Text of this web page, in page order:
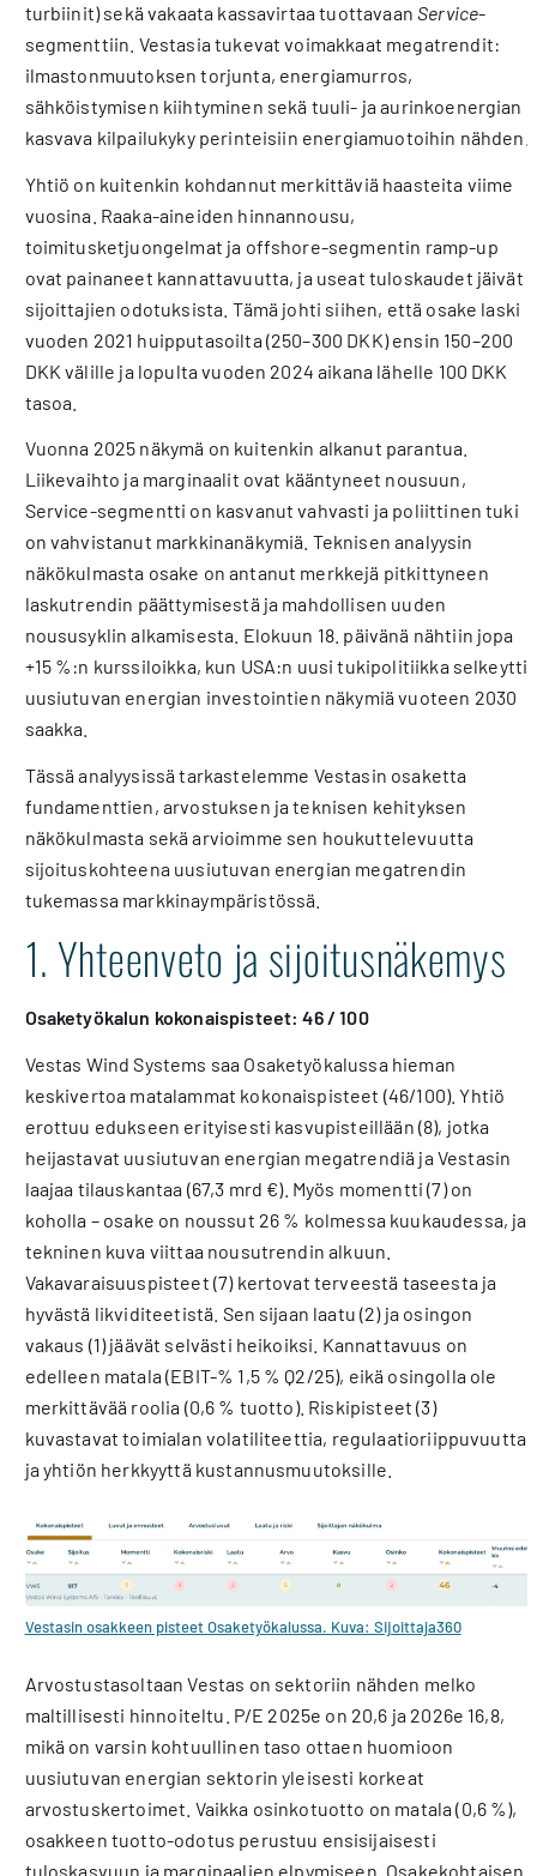
turbiinit) sekä vakaata kassavirtaa tuottavaanService-
segmenttiin. Vestasia tukevat voimakkaat megatrendit:
ilmastonmuutoksen torjunta, energiamurros,
sähköistymisen kiihtyminen sekä tuuli- ja aurinkoenergian
kasvava kilpailukyky perinteisiin energiamuotoihin nähden.
Yhtiö on kuitenkin kohdannut merkittäviä haasteita viime
vuosina. Raaka-aineiden hinnannousu,
toimitusketjuongelmat ja offshore-segmentin ramp-up
ovat painaneet kannattavuutta, ja useat tuloskaudet jäivät
sijoittajien odotuksista. Tämä johti siihen, että osake laski
vuoden 2021 huipputasoilta (250–300 DKK) ensin 150–200
DKK välille ja lopulta vuoden 2024 aikana lähelle 100 DKK
tasoa.
Vuonna 2025 näkymä on kuitenkin alkanut parantua.
Liikevaihto ja marginaalit ovat kääntyneet nousuun,
Service-segmentti on kasvanut vahvasti ja poliittinen tuki
on vahvistanut markkinanäkymiä. Teknisen analyysin
näkökulmasta osake on antanut merkkejä pitkittyneen
laskutrendin päättymisestä ja mahdollisen uuden
noususyklin alkamisesta. Elokuun 18. päivänä nähtiin jopa
+15 %:n kurssiloikka, kun USA:n uusi tukipolitiikka selkeytti
uusiutuvan energian investointien näkymiä vuoteen 2030
saakka.
Tässä analyysissä tarkastelemme Vestasin osaketta
fundamenttien, arvostuksen ja teknisen kehityksen
näkökulmasta sekä arvioimme sen houkuttelevuutta
sijoituskohteena uusiutuvan energian megatrendin
tukemassa markkinaympäristössä.
1. Yhteenveto ja sijoitusnäkemys
Osaketyökalun kokonaispisteet: 46 / 100
Vestas Wind Systems saa Osaketyökalussa hieman
keskivertoa matalammat kokonaispisteet (46/100). Yhtiö
erottuu edukseen erityisesti kasvupisteillään (8), jotka
heijastavat uusiutuvan energian megatrendiä ja Vestasin
laajaa tilauskantaa (67,3 mrd €). Myös momentti (7) on
koholla – osake on noussut 26 % kolmessa kuukaudessa, ja
tekninen kuva viittaa nousutrendin alkuun.
Vakavaraisuuspisteet (7) kertovat terveestä taseesta ja
hyvästä likviditeetistä. Sen sijaan laatu (2) ja osingon
vakaus (1) jäävät selvästi heikoiksi. Kannattavuus on
edelleen matala (EBIT-% 1,5 % Q2/25), eikä osingolla ole
merkittävää roolia (0,6 % tuotto). Riskipisteet (3)
kuvastavat toimialan volatiliteettia, regulaatioriippuvuutta
ja yhtiön herkkyyttä kustannusmuutoksille.
Vestasin osakkeen pisteet Osaketyökalussa. Kuva: Sijoittaja360
Arvostustasoltaan Vestas on sektoriin nähden melko
maltillisesti hinnoiteltu. P/E 2025e on 20,6 ja 2026e 16,8,
mikä on varsin kohtuullinen taso ottaen huomioon
uusiutuvan energian sektorin yleisesti korkeat
arvostuskertoimet. Vaikka osinkotuotto on matala (0,6 %),
osakkeen tuotto-odotus perustuu ensisijaisesti
tuloskasvuun ja marginaalien elpymiseen. Osakekohtaisen